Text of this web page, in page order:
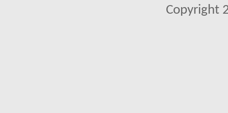
Copyright